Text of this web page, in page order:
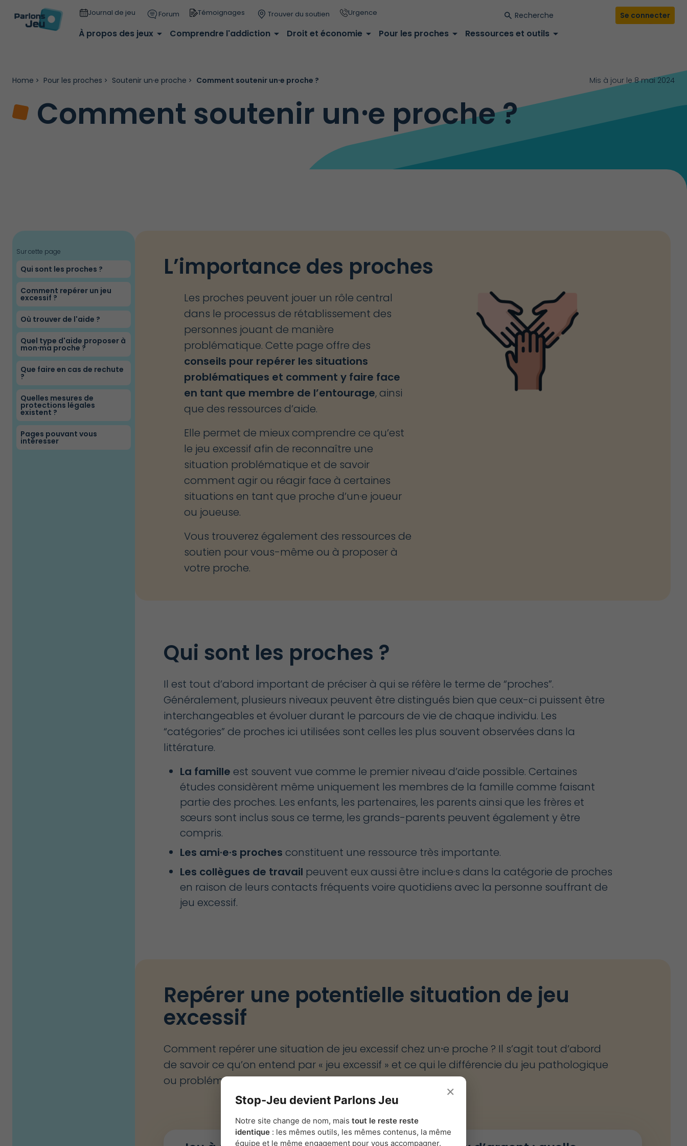
Journal de jeu Forum Témoignages Trouver du soutien Urgence Se connecter
À propos des jeux arrow_drop_down Comprendre l'addiction arrow_drop_down Droit et économie arrow_drop_down Pour les proches arrow_drop_down Ressources et outils arrow_drop_down
Home Pour les proches Soutenir un·e proche Comment soutenir un⸱e proche ? Mis à jour le 8 mai 2024
Comment soutenir un⸱e proche ?
Sur cette page
arrow_rightQui sont les proches ?
arrow_rightComment repérer un jeu
excessif ?
arrow_rightOù trouver de l'aide ?
arrow_rightQuel type d'aide proposer à
mon⸱ma proche ?
arrow_rightQue faire en cas de rechute
?
arrow_right
Quelles mesures de
protections légales
existent ?
arrow_rightPages pouvant vous
intéresser
L’importance des proches
Les proches peuvent jouer un rôle central
dans le processus de rétablissement des
personnes jouant de manière
problématique. Cette page offre des
conseils pour repérer les situations
problématiques et comment y faire face
en tant que membre de l’entourage, ainsi
que des ressources d’aide.
Elle permet de mieux comprendre ce qu’est
le jeu excessif afin de reconnaître une
situation problématique et de savoir
comment agir ou réagir face à certaines
situations en tant que proche d’un·e joueur
ou joueuse.
Vous trouverez également des ressources de
soutien pour vous-même ou à proposer à
votre proche.
Qui sont les proches ?
Il est tout d’abord important de préciser à qui se réfère le terme de “proches”.
Généralement, plusieurs niveaux peuvent être distingués bien que ceux-ci puissent être
interchangeables et évoluer durant le parcours de vie de chaque individu. Les
“catégories” de proches ici utilisées sont celles les plus souvent observées dans la
littérature.
La famille est souvent vue comme le premier niveau d’aide possible. Certaines
études considèrent même uniquement les membres de la famille comme faisant
partie des proches. Les enfants, les partenaires, les parents ainsi que les frères et
sœurs sont inclus sous ce terme, les grands-parents peuvent également y être
compris.
Les ami·e·s proches constituent une ressource très importante.
Les collègues de travail peuvent eux aussi être inclu·e·s dans la catégorie de proches
en raison de leurs contacts fréquents voire quotidiens avec la personne souffrant de
jeu excessif.
Repérer une potentielle situation de jeu
excessif
Comment repérer une situation de jeu excessif chez un⸱e proche ? Il s’agit tout d’abord
de savoir ce qu’on entend par « jeu excessif » et ce qui le différencie du jeu pathologique
ou problématique.
×
Stop-Jeu devient Parlons Jeu
Notre site change de nom, mais tout le reste reste
identique : les mêmes outils, les mêmes contenus, la même
équipe et le même engagement pour vous accompagner.